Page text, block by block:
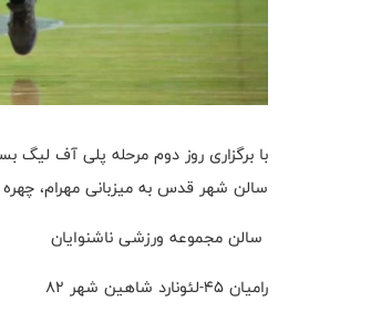
با برگزاری روز دوم مرحله پلی آف لیگ
سالن شهر قدس به میزبانی مهرام،
سالن مجموعه ورزشی ناشنوایان
رامیان 45-لئونارد شاهین شهر 82